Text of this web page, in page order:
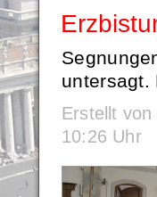
untersagt.
Erstellt
10:26 Uhr